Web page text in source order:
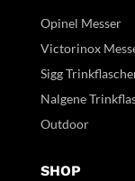
Opinel Messer
Victorinox
Sigg
Nalgene
Outdoor
SHOP